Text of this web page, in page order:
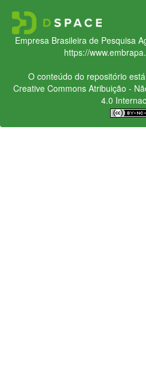
Empresa Brasileira de Pesquisa
https://
O conteúdo do repositório
Creative CommonsAtribuição -
4.0